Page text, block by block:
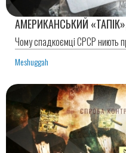
АМЕРИКАНСЬКИЙ
Чому спадкоємці СРСР ниють
Meshuggah